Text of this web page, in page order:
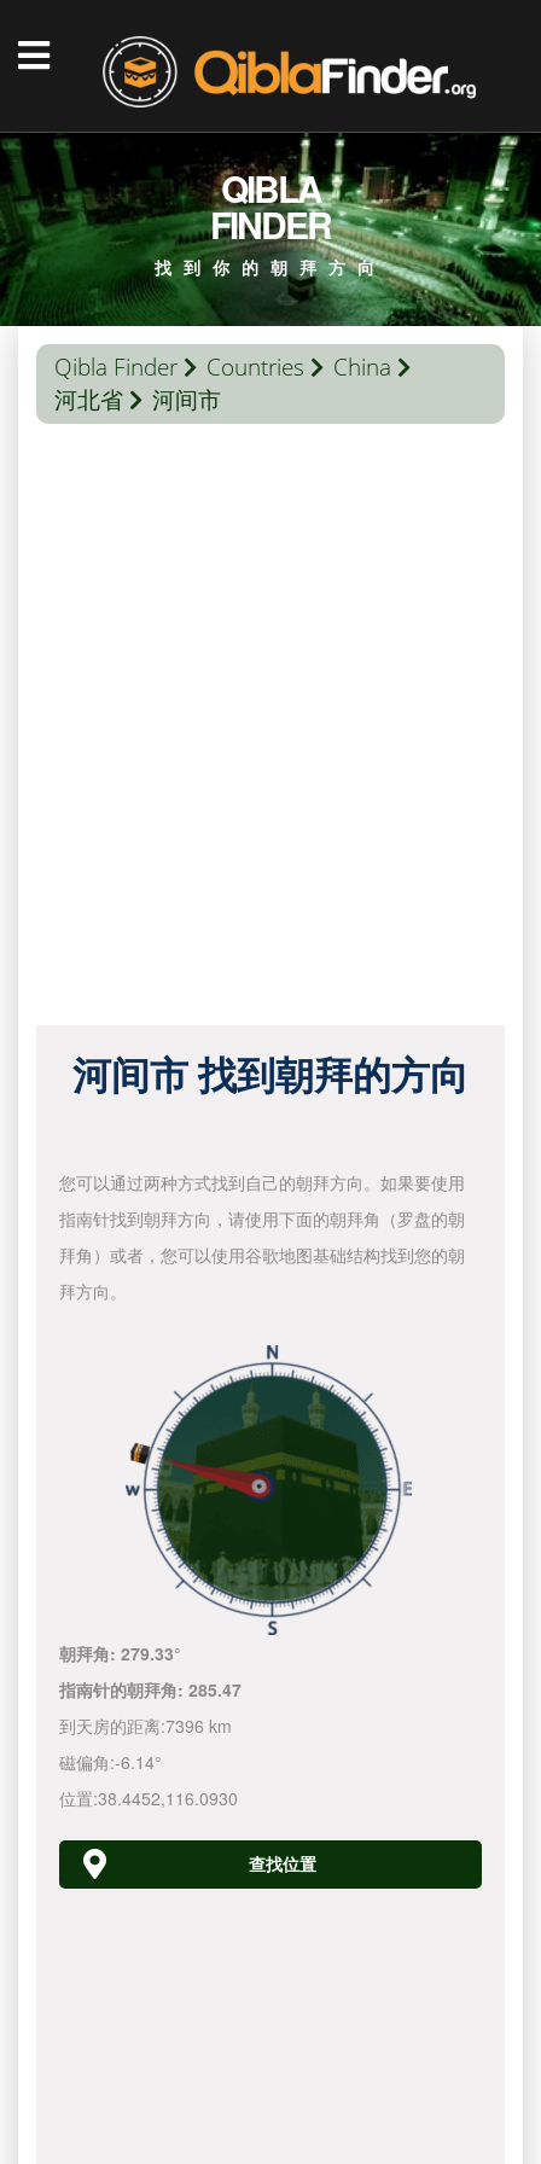
QIBLA
FINDER
找到你的朝拜方向
Qibla Finder Countries
China
河北省
河间市
河间市 找到朝拜的方向
您可以通过两种方式找到自己的朝拜方向。如果要使用
指南针找到朝拜方向，请使用下面的朝拜角（罗盘的朝
拜角）或者，您可以使用谷歌地图基础结构找到您的朝
拜方向。
朝拜角:279.33°
指南针的朝拜角:285.47
到天房的距离:7396 km
磁偏角:-6.14°
位置:38.4452,116.0930
查找位置